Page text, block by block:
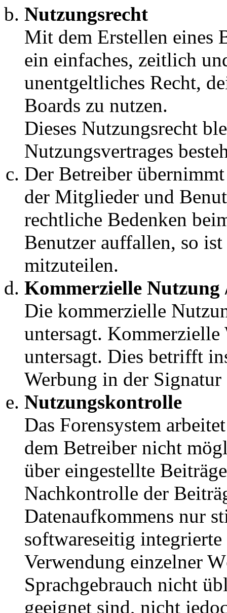
Mit dem Erstellen eines
ein einfaches, zeitlich
unentgeltliches Recht,
Boards zu nutzen.
Dieses Nutzungsrecht
Nutzungsvertrages
Der Betreiber
der Mitglieder und
rechtliche Bedenken
Benutzer auffallen, so
mitzuteilen.
Kommerzielle Nutzung
Die kommerzielle
untersagt.
untersagt. Dies betrifft
Werbung in der
Nutzungskontrolle
Das Forensystem
dem Betreiber nicht
über eingestellte
Nachkontrolle der
Datenaufkommens nur
softwareseitig
Verwendung einzelner
Sprachgebrauch nicht
geeignet sind, nicht
gilt insbesondere auch